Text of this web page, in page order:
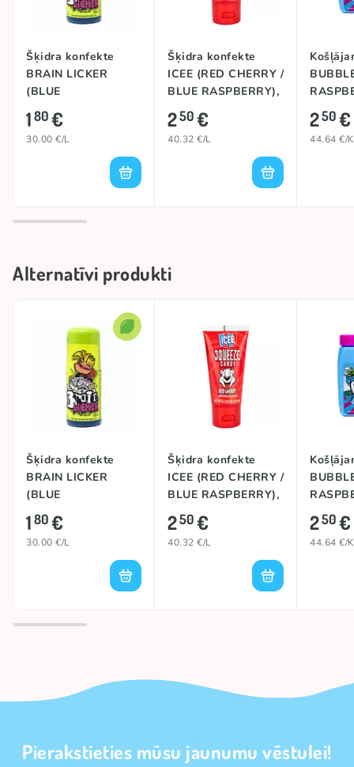
Šķidra konfekte
BRAIN LICKER
(BLUE
RASPBERRY), 60ml
180€
30.00 €/L
Šķidra konfekte
ICEE (RED CHERRY /
BLUE RASPBERRY),
62ml
250€
40.32 €/L
250€
44.64 €/
Alternatīvi produkti
Šķidra konfekte
BRAIN LICKER
(BLUE
RASPBERRY), 60ml
180€
30.00 €/L
Šķidra konfekte
ICEE (RED CHERRY /
BLUE RASPBERRY),
62ml
250€
40.32 €/L
250€
44.64 €/
Pierakstieties mūsu jaunumu vēstulei!